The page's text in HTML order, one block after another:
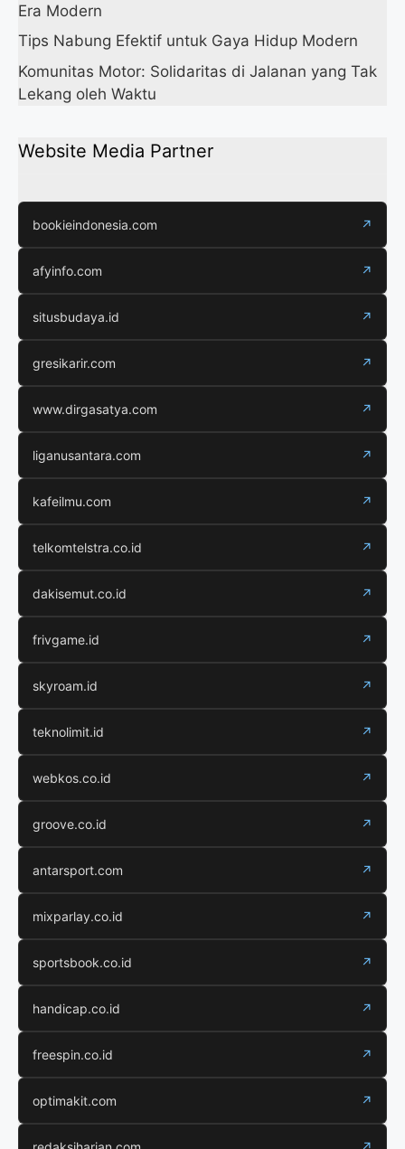
Era Modern
Tips Nabung Efektif untuk Gaya Hidup Modern
Komunitas Motor: Solidaritas di Jalanan yang Tak
Lekang oleh Waktu
Website Media Partner
bookieindonesia.com ↗
afyinfo.com ↗
situsbudaya.id ↗
gresikarir.com ↗
www.dirgasatya.com ↗
liganusantara.com ↗
kafeilmu.com ↗
telkomtelstra.co.id ↗
dakisemut.co.id ↗
frivgame.id ↗
skyroam.id ↗
teknolimit.id ↗
webkos.co.id ↗
groove.co.id ↗
antarsport.com ↗
mixparlay.co.id ↗
sportsbook.co.id ↗
handicap.co.id ↗
freespin.co.id ↗
optimakit.com ↗